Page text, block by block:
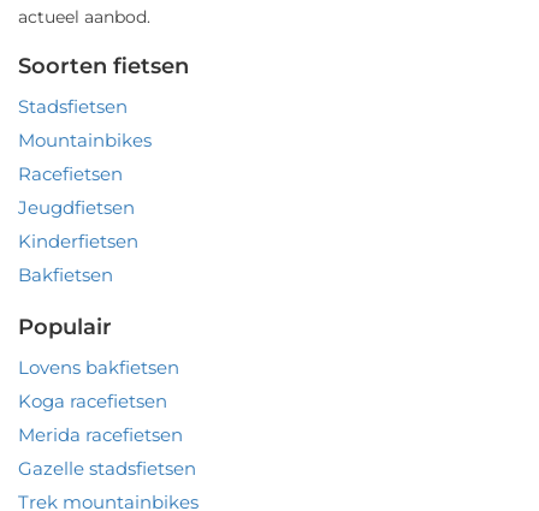
actueel aanbod.
Soorten fietsen
Stadsfietsen
Mountainbikes
Racefietsen
Jeugdfietsen
Kinderfietsen
Bakfietsen
Populair
Lovens bakfietsen
Koga racefietsen
Merida racefietsen
Gazelle stadsfietsen
Trek mountainbikes